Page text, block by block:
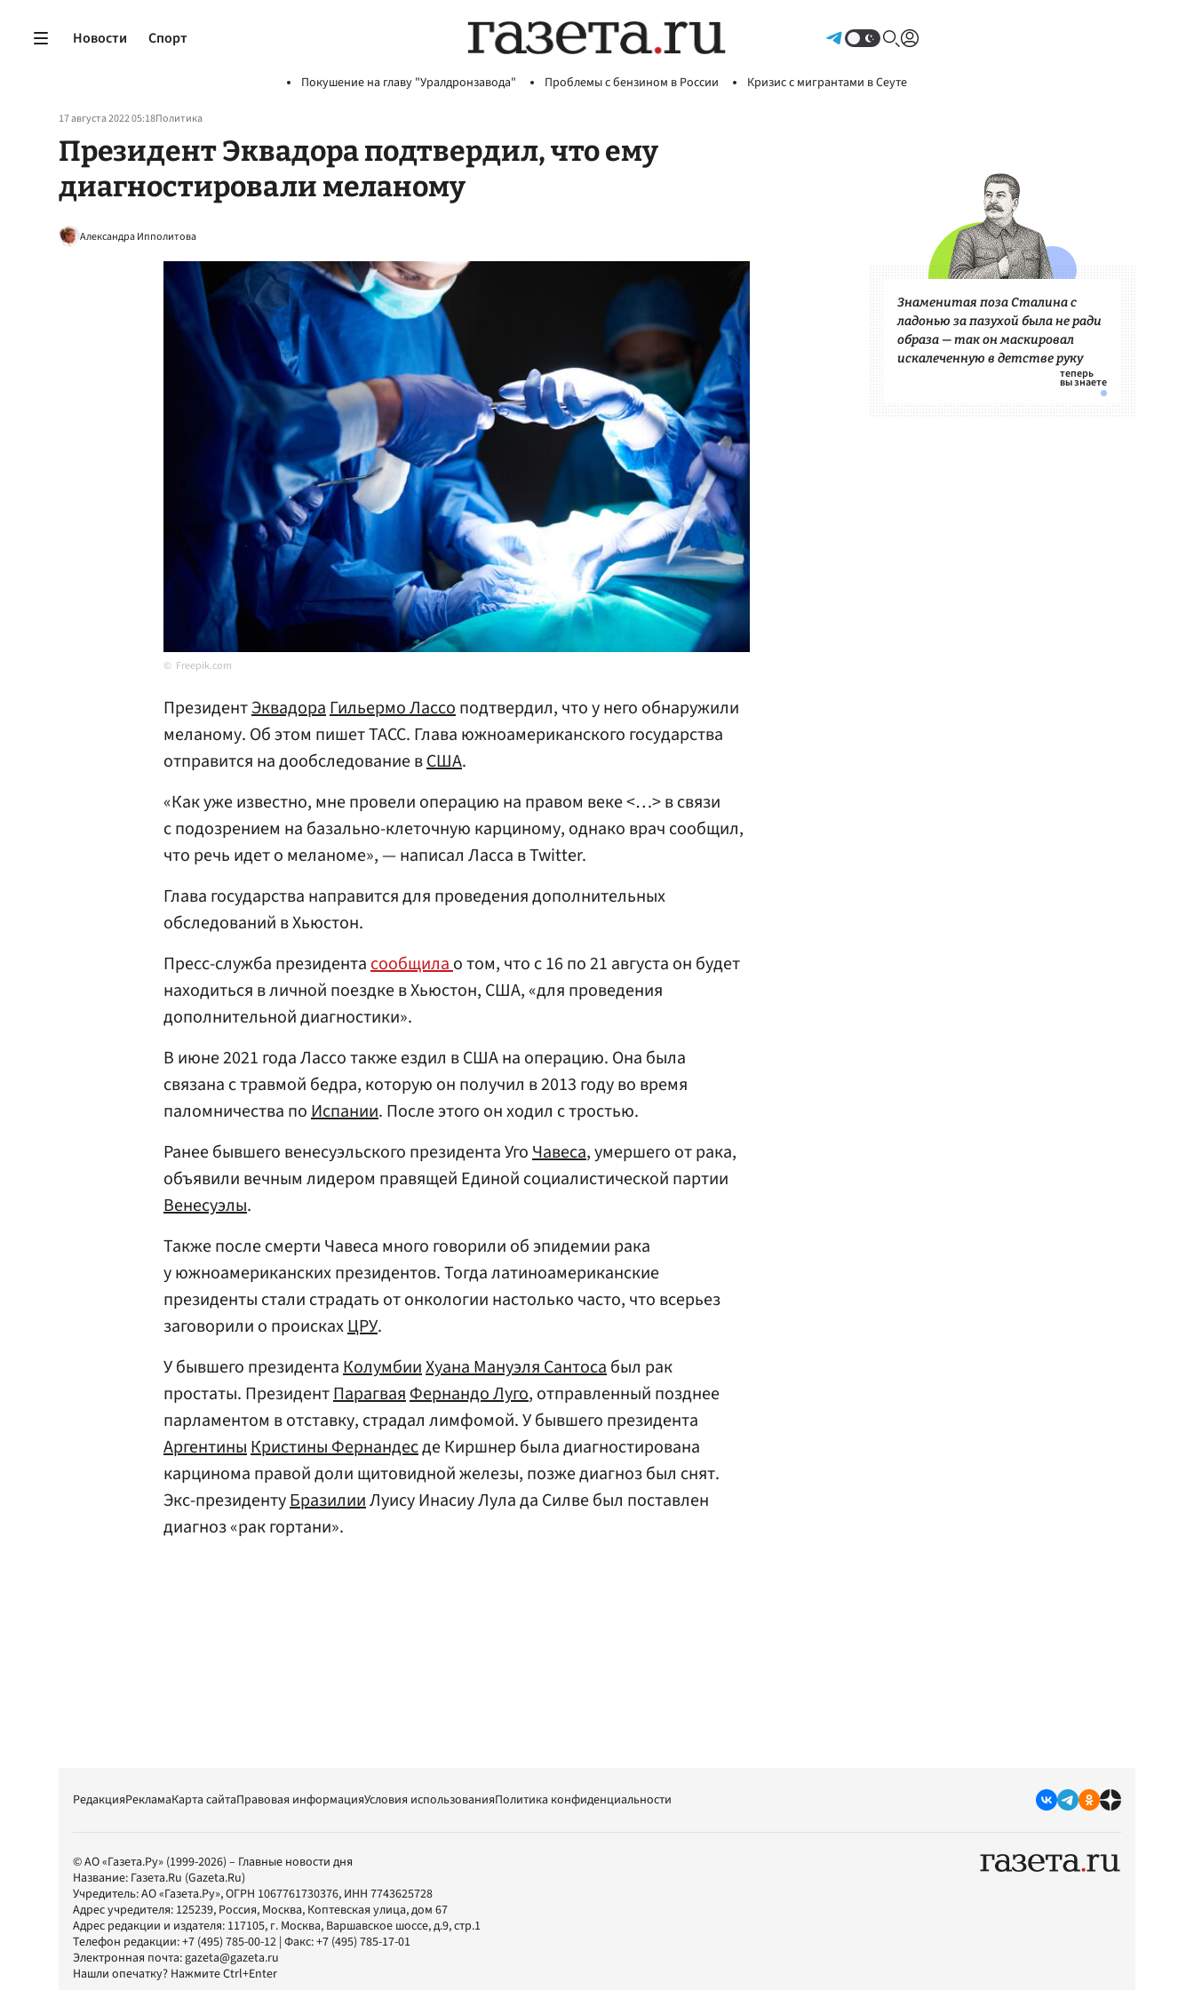
Новости Спорт
Покушение на главу "Уралдронзавода" Проблемы с бензином в России Кризис с мигрантами в Сеуте
17 августа 2022 05:18Политика
Президент Эквадора подтвердил, что ему
диагностировали меланому
Александра Ипполитова
Freepik.com
ПрезидентЭквадораГильермо Лассоподтвердил, что у него обнаружили
меланому. Об этом пишет ТАСС. Глава южноамериканского государства
отправится на дообследование вСША.
«Как уже известно, мне провели операцию на правом веке <…> в связи
с подозрением на базально-клеточную карциному, однако врач сообщил,
что речь идет о меланоме», — написал Ласса в Twitter.
Глава государства направится для проведения дополнительных
обследований в Хьюстон.
Пресс-служба президентасообщилао том, что с 16 по 21 августа он будет
находиться в личной поездке в Хьюстон, США, «для проведения
дополнительной диагностики».
В июне 2021 года Лассо также ездил в США на операцию. Она была
связана с травмой бедра, которую он получил в 2013 году во время
паломничества поИспании. После этого он ходил с тростью.
Ранее бывшего венесуэльского президента УгоЧавеса, умершего от рака,
объявили вечным лидером правящей Единой социалистической партии
Венесуэлы.
Также после смерти Чавеса много говорили об эпидемии рака
у южноамериканских президентов. Тогда латиноамериканские
президенты стали страдать от онкологии настолько часто, что всерьез
заговорили о проискахЦРУ.
У бывшего президентаКолумбииХуана Мануэля Сантосабыл рак
простаты. ПрезидентПарагваяФернандо Луго, отправленный позднее
парламентом в отставку, страдал лимфомой. У бывшего президента
АргентиныКристины Фернандесде Киршнер была диагностирована
карцинома правой доли щитовидной железы, позже диагноз был снят.
Экс-президентуБразилииЛуису Инасиу Лула да Силве был поставлен
диагноз «рак гортани».
Знаменитая поза Сталина с
ладонью за пазухой была не ради
образа — так он маскировал
искалеченную в детстве руку
РедакцияРекламаКарта сайтаПравовая информацияУсловия использованияПолитика конфиденциальности
© АО «Газета.Ру» (1999-2026) – Главные новости дня
Название: Газета.Ru (Gazeta.Ru)
Учредитель:АО «Газета.Ру», ОГРН 1067761730376, ИНН 7743625728
Адрес учредителя: 125239, Россия, Москва, Коптевская улица, дом 67
Адрес редакции и издателя: 117105, г. Москва, Варшавское шоссе, д.9, стр.1
Телефон редакции:+7 (495) 785-00-12 | Факс:+7 (495) 785-17-01
Электронная почта:gazeta@gazeta.ru
Нашли опечатку? Нажмите Ctrl+Enter